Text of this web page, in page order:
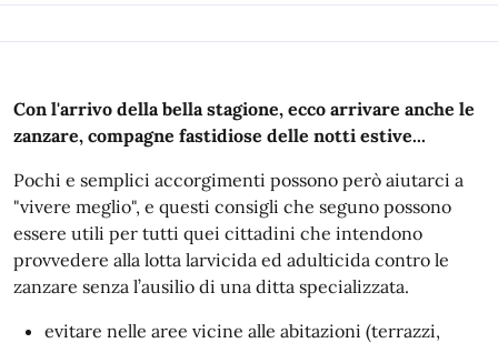
Con l'arrivo della bella stagione, ecco arrivare anche le
zanzare, compagne fastidiose delle notti estive...
Pochi e semplici accorgimenti possono però aiutarci a
"vivere meglio", e questi consigli che seguno possono
essere utili per tutti quei cittadini che intendono
provvedere alla lotta larvicida ed adulticida contro le
zanzare senza l’ausilio di una ditta specializzata.
evitare nelle aree vicine alle abitazioni (terrazzi,